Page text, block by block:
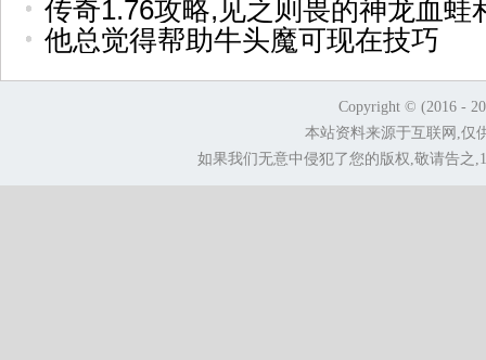
传奇1.76攻略,见之则畏的神龙血蛙
他总觉得帮助牛头魔可现在技巧
Copyright © (2016 -
本站资料来源于互联网,仅
如果我们无意中侵犯了您的版权,敬请告之